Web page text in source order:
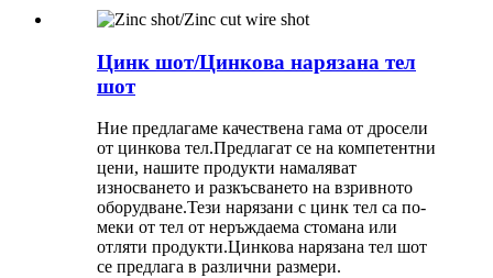
Цинк шот/Цинкова нарязана тел
шот
Ние предлагаме качествена гама от дросели
от цинкова тел.Предлагат се на компетентни
цени, нашите продукти намаляват
износването и разкъсването на взривното
оборудване.Тези нарязани с цинк тел са по-
меки от тел от неръждаема стомана или
отляти продукти.Цинкова нарязана тел шот
се предлага в различни размери.